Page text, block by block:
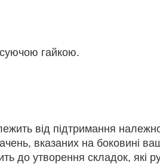
гайкою.
від підтримання
вказаних на боковині
до утворення складок, які